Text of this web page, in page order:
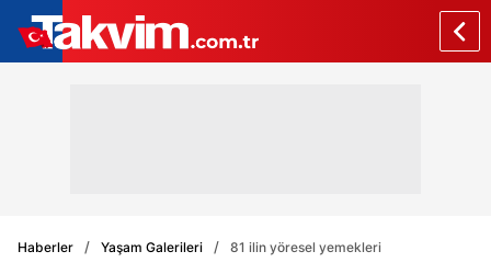
Haberler Yaşam Galerileri 81 ilin yöresel yemekleri